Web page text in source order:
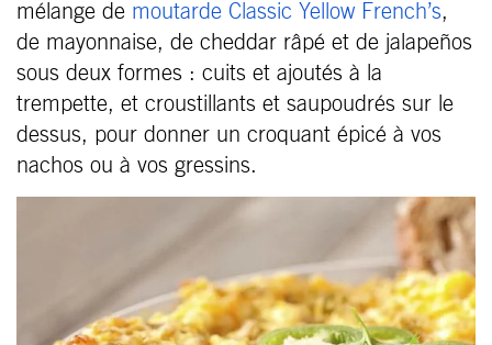
mélange de moutarde Classic Yellow French’s,
de mayonnaise, de cheddar râpé et de jalapeños
sous deux formes : cuits et ajoutés à la
trempette, et croustillants et saupoudrés sur le
dessus, pour donner un croquant épicé à vos
nachos ou à vos gressins.